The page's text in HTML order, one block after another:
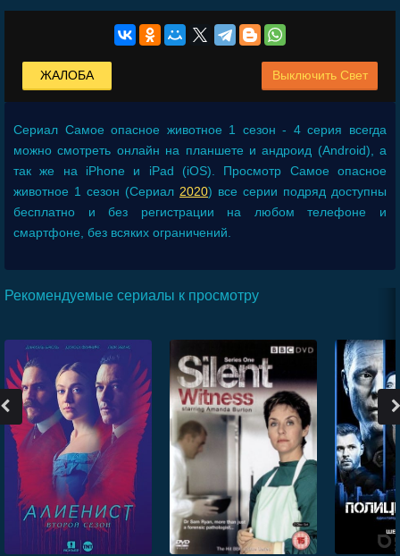
Выключить Свет
ЖАЛОБА
Сериал Самое опасное животное 1 сезон - 4 серия всегда
можно смотреть онлайн на планшете и андроид (Android), а
так же на iPhone и iPad (iOS). Просмотр Самое опасное
животное 1 сезон (Сериал 2020) все серии подряд доступны
бесплатно и без регистрации на любом телефоне и
смартфоне, без всяких ограничений.
Рекомендуемые сериалы к просмотру